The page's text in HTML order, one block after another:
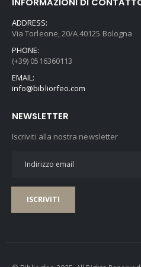
ADDRESS:
Via Torleone, 20/A 40125 Bologna
PHONE:
(+39) 0516360113
EMAIL:
info@bibliorfeo.com
NEWSLETTER
Iscriviti alla nostra newsletter
ISCRIVITI